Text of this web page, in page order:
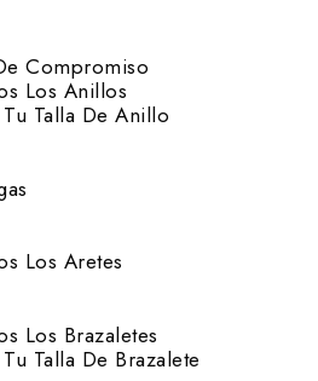
Compromiso
Los Anillos
Talla De Anillo
Los Aretes
Los Brazaletes
Talla De Brazalete